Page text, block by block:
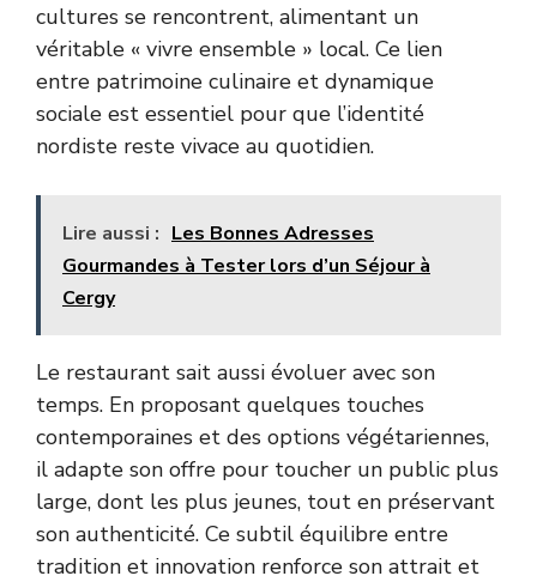
cultures se rencontrent, alimentant un
véritable « vivre ensemble » local. Ce lien
entre patrimoine culinaire et dynamique
sociale est essentiel pour que l’identité
nordiste reste vivace au quotidien.
Lire aussi : Les Bonnes Adresses
Gourmandes à Tester lors d’un Séjour à
Cergy
Le restaurant sait aussi évoluer avec son
temps. En proposant quelques touches
contemporaines et des options végétariennes,
il adapte son offre pour toucher un public plus
large, dont les plus jeunes, tout en préservant
son authenticité. Ce subtil équilibre entre
tradition et innovation renforce son attrait et